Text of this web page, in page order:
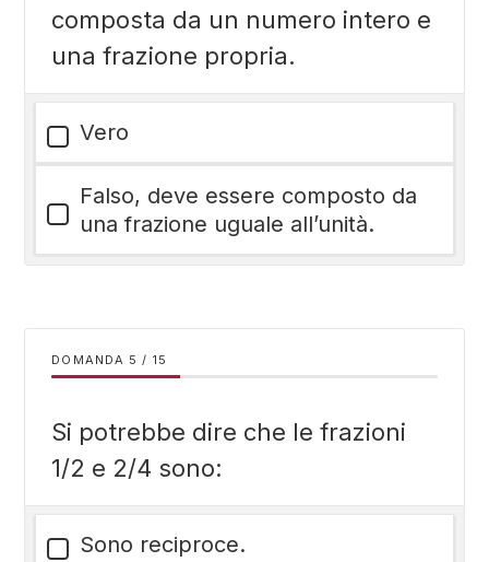
composta da un numero intero e
una frazione propria.
Vero
Falso, deve essere composto da
una frazione uguale all’unità.
DOMANDA / 15
Si potrebbe dire che le frazioni
1/2 e 2/4 sono:
Sono reciproce.